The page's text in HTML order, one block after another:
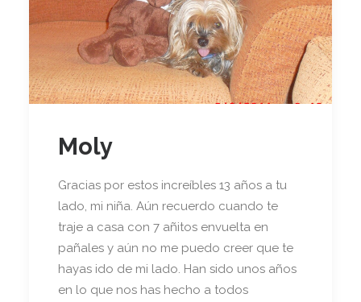
Moly
Gracias por estos increíbles 13 años a tu
lado, mi niña. Aún recuerdo cuando te
traje a casa con 7 añitos envuelta en
pañales y aún no me puedo creer que te
hayas ido de mi lado. Han sido unos años
en lo que nos has hecho a todos